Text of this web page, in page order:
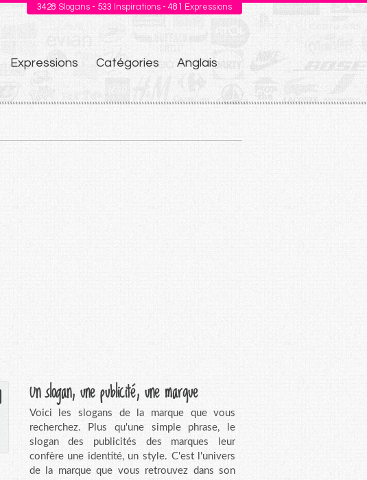
3428 Slogans - 533 Inspirations - 481 Expressions
Expressions Catégories Anglais
Un slogan, une publicité, une marque
Voici les slogans de la marque que vous
recherchez. Plus qu'une simple phrase, le
slogan des publicités des marques leur
confère une identité, un style. C'est l'univers
de la marque que vous retrouvez dans son